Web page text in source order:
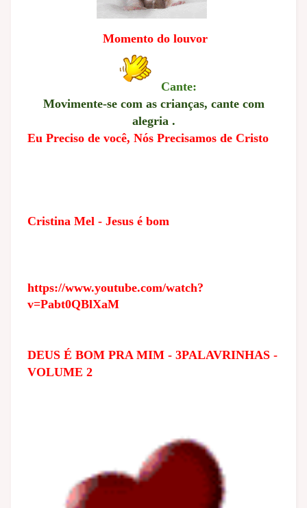
Momento do louvor
Cante:
Movimente-se com as crianças, cante com
alegria .
Eu Preciso de você, Nós Precisamos de Cristo
Cristina Mel - Jesus é bom
https://www.youtube.com/watch?
v=Pabt0QBlXaM
DEUS É BOM PRA MIM - 3PALAVRINHAS -
VOLUME 2